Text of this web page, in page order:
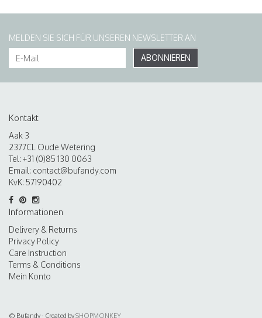
MELDEN SIE SICH FÜR UNSEREN NEWSLETTER AN
ABONNIEREN
Kontakt
Aak 3
2377CL Oude Wetering
Tel: +31 (0)85 130 0063
Email: contact@bufandy.com
KvK: 57190402
Informationen
Delivery & Returns
Privacy Policy
Care Instruction
Terms & Conditions
Mein Konto
© Bufandy - Created bySHOPMONKEY